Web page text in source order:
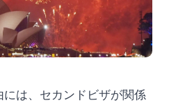
は、セカンドビザが関係